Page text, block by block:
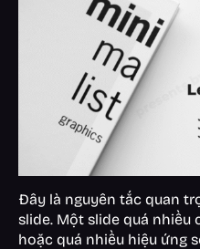
Đây là nguyên tắc quan
slide. Một slide quá nhiều
hoặc quá nhiều hiệu ứng